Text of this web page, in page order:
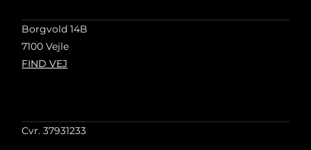
Borgvold 14B
7100 Vejle
FIND VEJ
Cvr. 37931233